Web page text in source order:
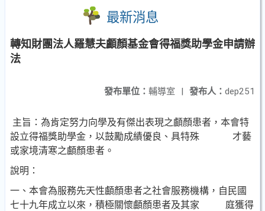
最新消息
轉知財團法人羅慧夫顱顏基金會得福獎助學金申請辦
法
發布人： dep251
發布單位： 輔導室 |
主旨：為肯定努力向學及有傑出表現之顱顏患者，本會特
設立得福獎助學金，以鼓勵成績優良、具特殊 才藝
或家境清寒之顱顏患者。
說明：
一、本會為服務先天性顱顏患者之社會服務機構，自民國
七十九年成立以來，積極關懷顱顏患者及其家 庭獲得